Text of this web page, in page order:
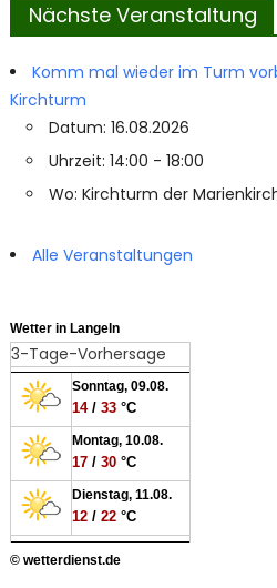
Nächste Veranstaltung
Komm mal wieder im Turm
Kirchturm
Datum: 16.08.2026
Uhrzeit: 14:00 - 18:00
Wo: Kirchturm der
Alle Veranstaltungen
Wetter in Langeln
3-Tage-Vorhersage
Sonntag, 09.08.
14/ 33°C
Montag, 10.08.
17/ 30°C
Dienstag, 11.08.
12/ 22°C
© wetterdienst.de